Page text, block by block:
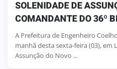
SOLENIDADE DE
COMANDANTE DO 36º
A Prefeitura de Engenheiro
manhã desta sexta-feira (03), em
Assunção do Novo ...